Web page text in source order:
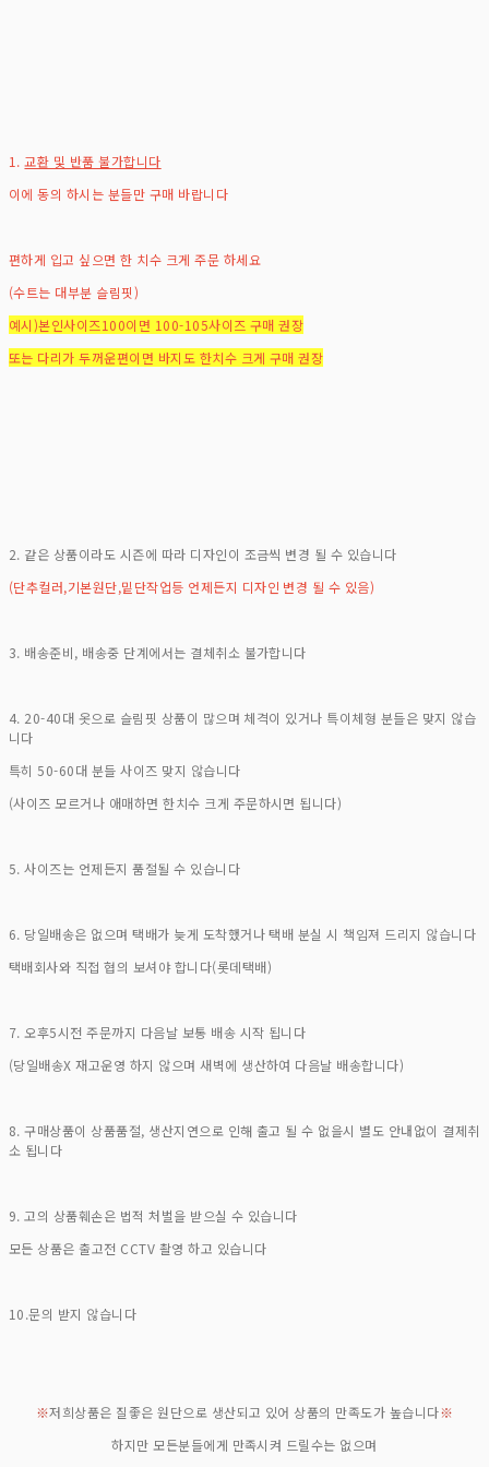
1.교환 및 반품 불가합니다
이에 동의 하시는 분들만 구매 바랍니다
편하게 입고 싶으면 한 치수 크게 주문 하세요
(수트는 대부분 슬림핏)
예시)본인사이즈100이면 100-105사이즈 구매 권장
또는 다리가 두꺼운편이면 바지도 한치수 크게 구매 권장
2. 같은 상품이라도 시즌에 따라 디자인이 조금씩 변경 될 수 있습니다
(단추컬러,기본원단,밑단작업등 언제든지 디자인 변경 될 수 있음)
3. 배송준비, 배송중 단계에서는 결체취소 불가합니다
4. 20-40대 옷으로 슬림핏 상품이 많으며 체격이 있거나 특이체형 분들은 맞지 않습
니다
특히 50-60대 분들 사이즈 맞지 않습니다
(사이즈 모르거나 애매하면 한치수 크게 주문하시면 됩니다)
5. 사이즈는 언제든지 품절될 수 있습니다
6. 당일배송은 없으며 택배가 늦게 도착했거나 택배 분실 시 책임져 드리지 않습니다
택배회사와 직접 협의 보셔야 합니다(롯데택배)
7. 오후5시전 주문까지 다음날 보통 배송 시작 됩니다
(당일배송X 재고운영 하지 않으며 새벽에 생산하여 다음날 배송합니다)
8. 구매상품이 상품품절, 생산지연으로 인해 출고 될 수 없을시 별도 안내없이 결제취
소 됩니다
9. 고의 상품훼손은 법적 처벌을 받으실 수 있습니다
모든 상품은 출고전 CCTV 촬영 하고 있습니다
10.문의 받지 않습니다
※저희상품은 질좋은 원단으로 생산되고 있어 상품의 만족도가 높습니다※
하지만 모든분들에게 만족시켜 드릴수는 없으며